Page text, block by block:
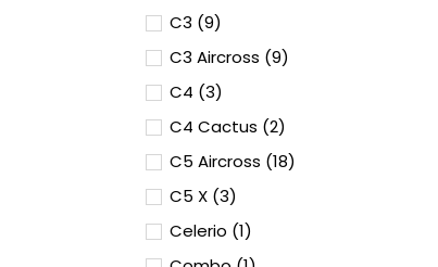
C3 (9)
C3 Aircross (9)
C4 (3)
C4 Cactus (2)
C5 Aircross (18)
C5 X (3)
Celerio (1)